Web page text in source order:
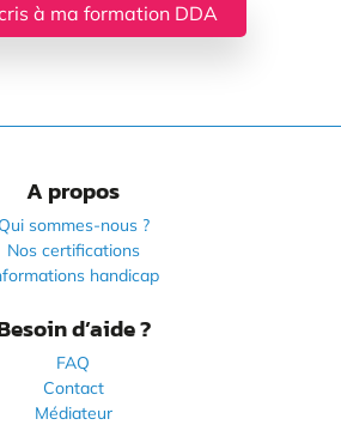
à ma formation DDA
A propos
Qui sommes-nous ?
Nos certifications
handicap
d’aide ?
FAQ
Contact
Médiateur